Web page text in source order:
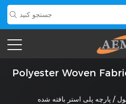
Polyester Woven
/ پارچه پلی استر بافته شده